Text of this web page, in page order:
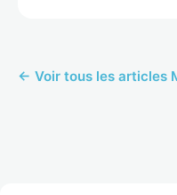
← Voir tous les articles